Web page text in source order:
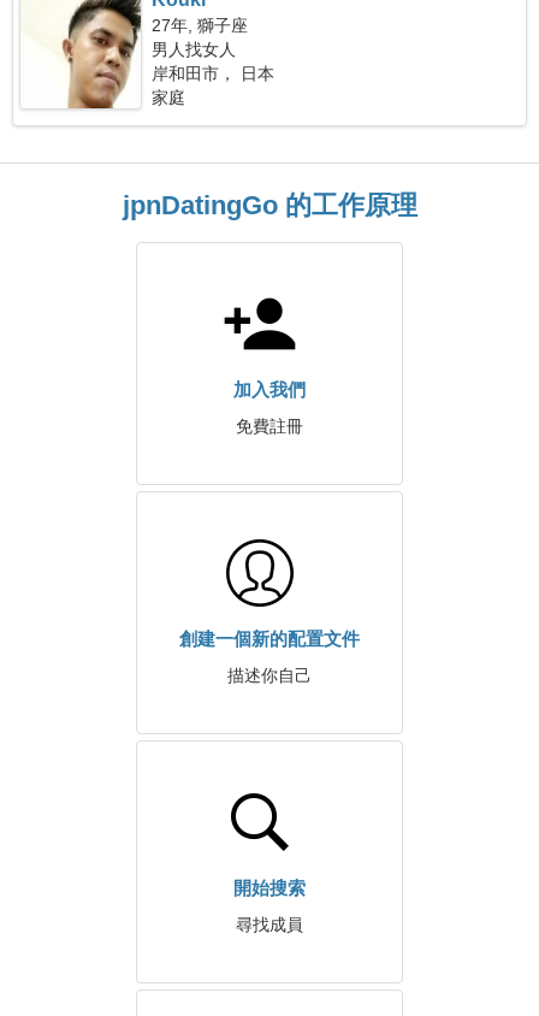
27年, 獅子座
男人找女人
岸和田市， 日本
家庭
jpnDatingGo 的工作原理
加入我們
免費註冊
創建一個新的配置文件
描述你自己
開始搜索
尋找成員